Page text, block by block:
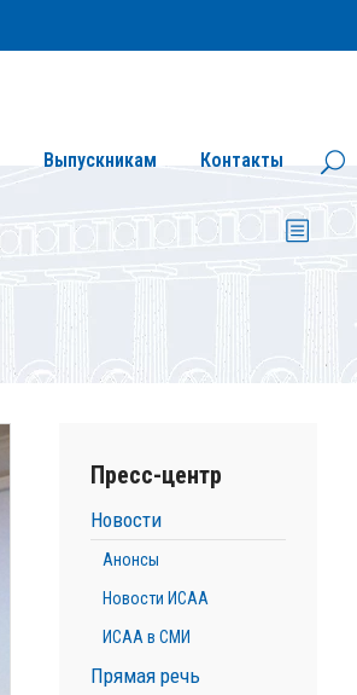
Выпускникам Контакты
Пресс-центр
Новости
Анонсы
Новости ИСАА
ИСАА в СМИ
Прямая речь